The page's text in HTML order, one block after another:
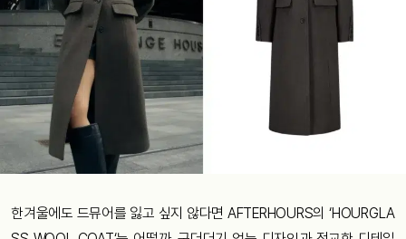
한겨울에도 드뮤어를 잃고 싶지 않다면 AFTERHOURS의 ‘HOURGLA